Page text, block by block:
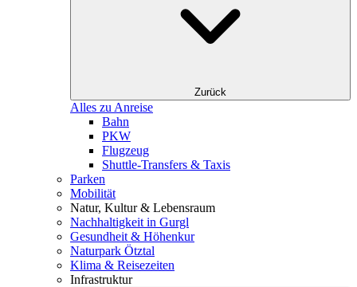
Zurück
Alles zu Anreise
Bahn
PKW
Flugzeug
Shuttle-Transfers & Taxis
Parken
Mobilität
Natur, Kultur & Lebensraum
Nachhaltigkeit in Gurgl
Gesundheit & Höhenkur
Naturpark Ötztal
Klima & Reisezeiten
Infrastruktur